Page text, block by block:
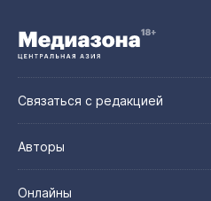
Связаться с редакцией
Авторы
Онлайны